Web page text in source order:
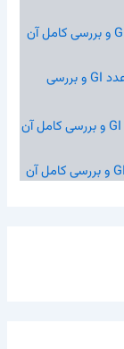
شاخص گلیسمی برنج قهوه‌ ای خام | عدد GI و بررسی